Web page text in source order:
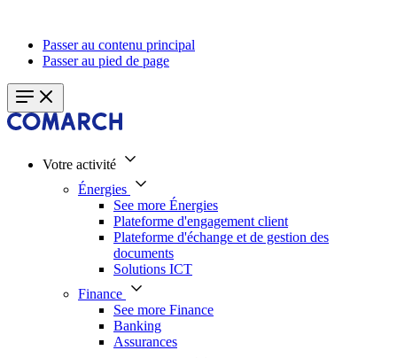
Passer au contenu principal
Passer au pied de page
Votre activité
Énergies
See more Énergies
Plateforme d'engagement client
Plateforme d'échange et de gestion des
documents
Solutions ICT
Finance
See more Finance
Banking
Assurances